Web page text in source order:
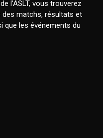
l’ASLT, vous trouverez
matchs, résultats et
que les événements du